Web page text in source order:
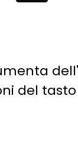
del tasto